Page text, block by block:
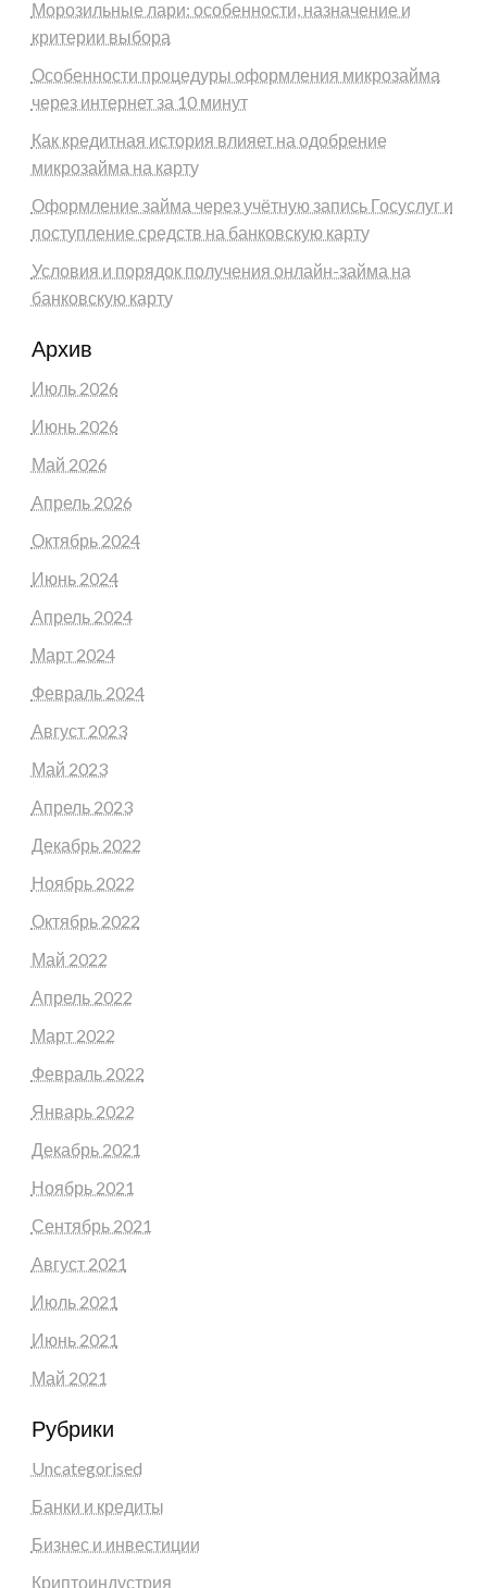
Морозильные лари: особенности, назначение и
критерии выбора
Особенности процедуры оформления микрозайма
через интернет за 10 минут
Как кредитная история влияет на одобрение
микрозайма на карту
Оформление займа через учётную запись Госуслуг и
поступление средств на банковскую карту
Условия и порядок получения онлайн-займа на
банковскую карту
Архив
Июль 2026
Июнь 2026
Май 2026
Апрель 2026
Октябрь 2024
Июнь 2024
Апрель 2024
Март 2024
Февраль 2024
Август 2023
Май 2023
Апрель 2023
Декабрь 2022
Ноябрь 2022
Октябрь 2022
Май 2022
Апрель 2022
Март 2022
Февраль 2022
Январь 2022
Декабрь 2021
Ноябрь 2021
Сентябрь 2021
Август 2021
Июль 2021
Июнь 2021
Май 2021
Рубрики
Uncategorised
Банки и кредиты
Бизнес и инвестиции
Криптоиндустрия